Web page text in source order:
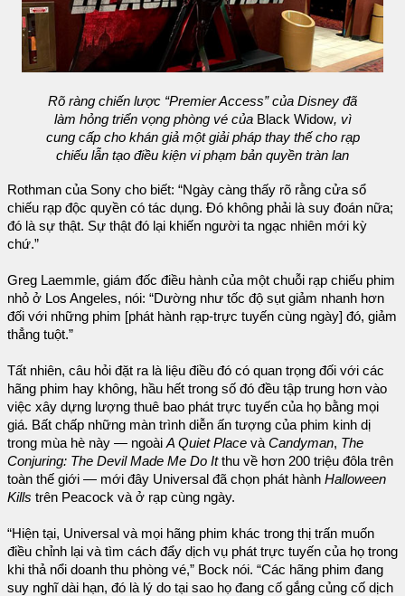
Rõ ràng chiến lược “Premier Access” của Disney đã
làm hỏng triển vọng phòng vé của Black Widow, vì
cung cấp cho khán giả một giải pháp thay thế cho rạp
chiếu lẫn tạo điều kiện vi phạm bản quyền tràn lan
Rothman của Sony cho biết: “Ngày càng thấy rõ rằng cửa sổ
chiếu rạp độc quyền có tác dụng. Đó không phải là suy đoán nữa;
đó là sự thật. Sự thật đó lại khiến người ta ngạc nhiên mới kỳ
chứ.”
Greg Laemmle, giám đốc điều hành của một chuỗi rạp chiếu phim
nhỏ ở Los Angeles, nói: “Dường như tốc độ sụt giảm nhanh hơn
đối với những phim [phát hành rạp-trực tuyến cùng ngày] đó, giảm
thẳng tuột.”
Tất nhiên, câu hỏi đặt ra là liệu điều đó có quan trọng đối với các
hãng phim hay không, hầu hết trong số đó đều tập trung hơn vào
việc xây dựng lượng thuê bao phát trực tuyến của họ bằng mọi
giá. Bất chấp những màn trình diễn ấn tượng của phim kinh dị
trong mùa hè này — ngoài A Quiet Place và Candyman, The
Conjuring: The Devil Made Me Do Itthu về hơn 200 triệu đôla trên
toàn thế giới — mới đây Universal đã chọn phát hành Halloween
Kills trên Peacock và ở rạp cùng ngày.
“Hiện tại, Universal và mọi hãng phim khác trong thị trấn muốn
điều chỉnh lại và tìm cách đẩy dịch vụ phát trực tuyến của họ trong
khi thả nổi doanh thu phòng vé,” Bock nói. “Các hãng phim đang
suy nghĩ dài hạn, đó là lý do tại sao họ đang cố gắng củng cố dịch